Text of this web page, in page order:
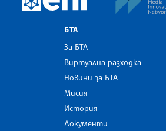
БТА
За БТА
Виртуална разходка
Новини за БТА
Мисия
История
Документи